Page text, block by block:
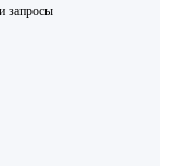
запросы